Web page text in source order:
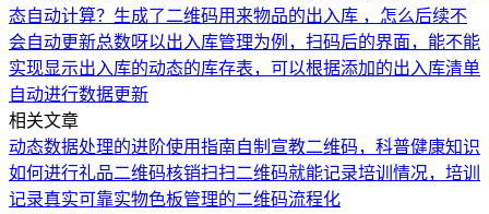
态自动计算？ 生成了二维码用来物品的出入库 ，怎么后续不
会自动更新总数呀以出入库管理为例，扫码后的界面，能不能
实现显示出入库的动态的库存表，可以根据添加的出入库清单
自动进行数据更新
相关文章
动态数据处理的进阶使用指南自制宣教二维码，科普健康知识
如何进行礼品二维码核销扫扫二维码就能记录培训情况，培训
记录真实可靠实物色板管理的二维码流程化